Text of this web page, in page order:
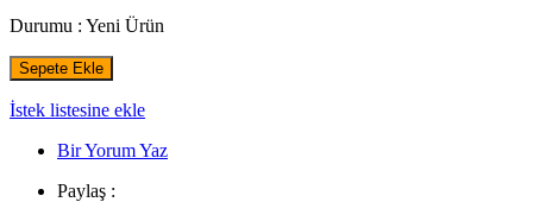
Durumu : Yeni Ürün
Sepete Ekle
İstek listesine ekle
Bir Yorum Yaz
Paylaş :